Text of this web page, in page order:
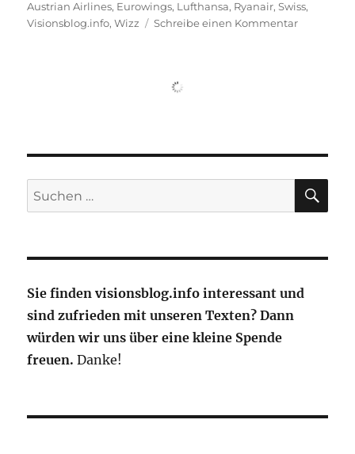
am
Austrian Airlines, Eurowings, Lufthansa, Ryanair,Swiss,
Visionsblog.info,Wizz Schreibe einen Kommentarzu
die
Suche
nach:
Sie finden visionsblog.info interessant und
sind zufrieden mit unseren Texten? Dann
würden wir uns über eine kleine Spende
freuen. Danke!